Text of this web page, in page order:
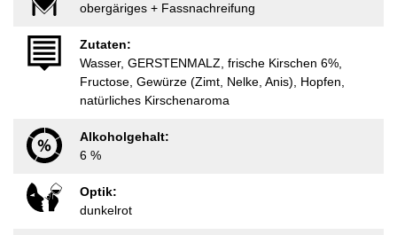
obergäriges + Fassnachreifung
Zutaten:
Wasser, GERSTENMALZ, frische Kirschen 6%,
Fructose, Gewürze (Zimt, Nelke, Anis), Hopfen,
natürliches Kirschenaroma
Alkoholgehalt:
6 %
Optik:
dunkelrot